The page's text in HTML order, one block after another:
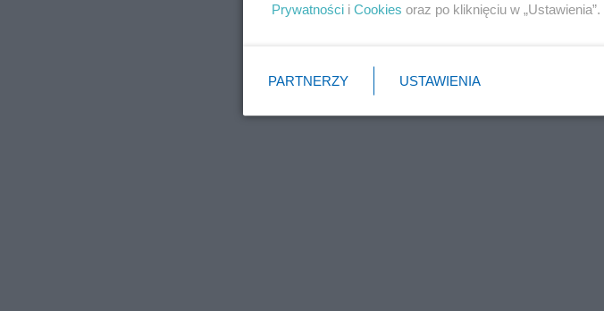
Prywatności i Cookies oraz po kliknięciu w „Ustawienia”.
PARTNERZY USTAWIENIA